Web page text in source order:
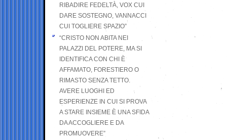
RIBADIRE FEDELTÀ, VOX CUI
DARE SOSTEGNO, VANNACCI
CUI TOGLIERE SPAZIO”
“CRISTO NON ABITA NEI
PALAZZI DEL POTERE, MA SI
IDENTIFICA CON CHI È
AFFAMATO, FORESTIERO O
RIMASTO SENZA TETTO.
AVERE LUOGHI ED
ESPERIENZE IN CUI SI PROVA
A STARE INSIEME È UNA SFIDA
DA ACCOGLIERE E DA
PROMUOVERE”